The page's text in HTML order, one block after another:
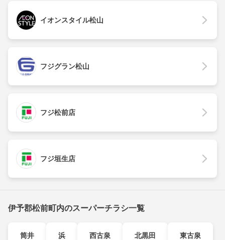
イオンスタイル松山
フジグラン松山
フジ松前店
フジ垣生店
伊予郡松前町内のスーパーチラシ一覧
筒井 浜 西古泉 北黒田 東古泉